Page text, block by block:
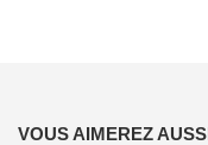
VOUS AIMEREZ AUSSI